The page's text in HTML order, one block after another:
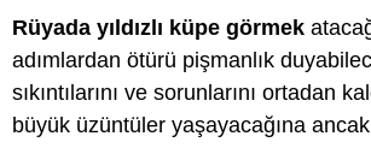
Rüyada yıldızlı küpe görmek
adımlardan ötürü pişmanlık
sıkıntılarını ve sorunlarını ortadan
büyük üzüntüler yaşayacağına